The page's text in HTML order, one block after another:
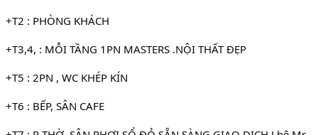
+T2 : PHÒNG KHÁCH
+T3,4, : MỖI TẦNG 1PN MASTERS .NỘI THẤT ĐẸP
+T5 : 2PN , WC KHÉP KÍN
+T6 : BẾP, SÂN CAFE